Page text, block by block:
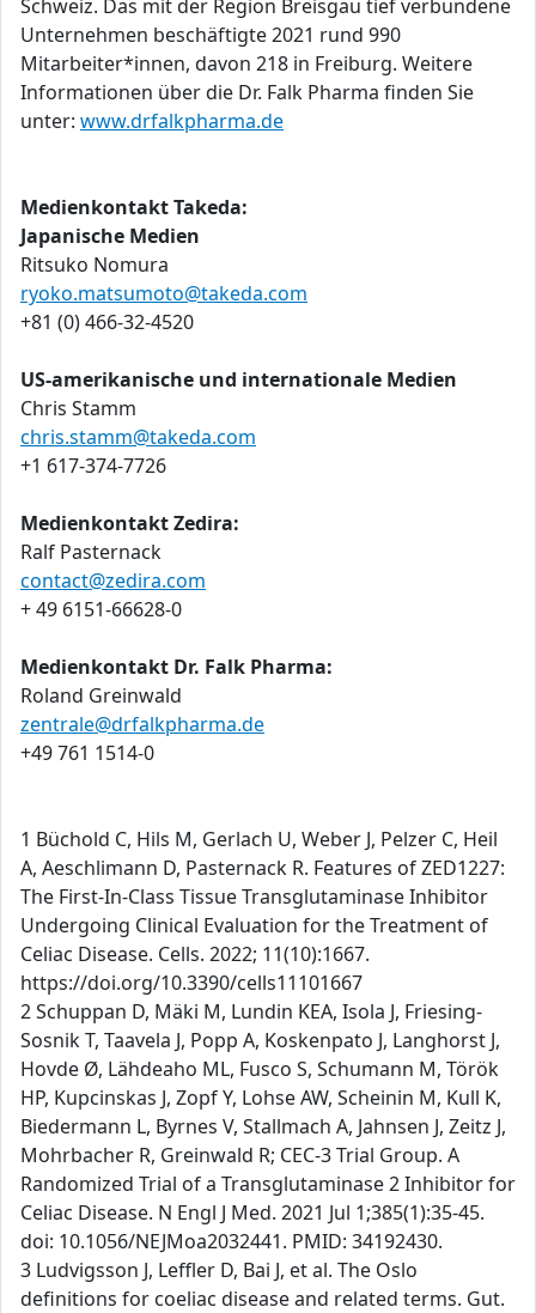
Schweiz. Das mit der Region Breisgau tief verbundene
Unternehmen beschäftigte 2021 rund 990
Mitarbeiter*innen, davon 218 in Freiburg. Weitere
Informationen über die Dr. Falk Pharma finden Sie
unter: www.drfalkpharma.de
Medienkontakt Takeda:
Japanische Medien
Ritsuko Nomura
ryoko.matsumoto@takeda.com
+81 (0) 466-32-4520
US-amerikanische und internationale Medien
Chris Stamm
chris.stamm@takeda.com
+1 617-374-7726
Medienkontakt Zedira:
Ralf Pasternack
contact@zedira.com
+ 49 6151-66628-0
Medienkontakt Dr. Falk Pharma:
Roland Greinwald
zentrale@drfalkpharma.de
+49 761 1514-0
1 Büchold C, Hils M, Gerlach U, Weber J, Pelzer C, Heil
A, Aeschlimann D, Pasternack R. Features of ZED1227:
The First-In-Class Tissue Transglutaminase Inhibitor
Undergoing Clinical Evaluation for the Treatment of
Celiac Disease. Cells. 2022; 11(10):1667.
https://doi.org/10.3390/cells11101667
2 Schuppan D, Mäki M, Lundin KEA, Isola J, Friesing-
Sosnik T, Taavela J, Popp A, Koskenpato J, Langhorst J,
Hovde Ø, Lähdeaho ML, Fusco S, Schumann M, Török
HP, Kupcinskas J, Zopf Y, Lohse AW, Scheinin M, Kull K,
Biedermann L, Byrnes V, Stallmach A, Jahnsen J, Zeitz J,
Mohrbacher R, Greinwald R; CEC-3 Trial Group. A
Randomized Trial of a Transglutaminase 2 Inhibitor for
Celiac Disease. N Engl J Med. 2021 Jul 1;385(1):35-45.
doi: 10.1056/NEJMoa2032441. PMID: 34192430.
3 Ludvigsson J, Leffler D, Bai J, et al. The Oslo
definitions for coeliac disease and related terms. Gut.